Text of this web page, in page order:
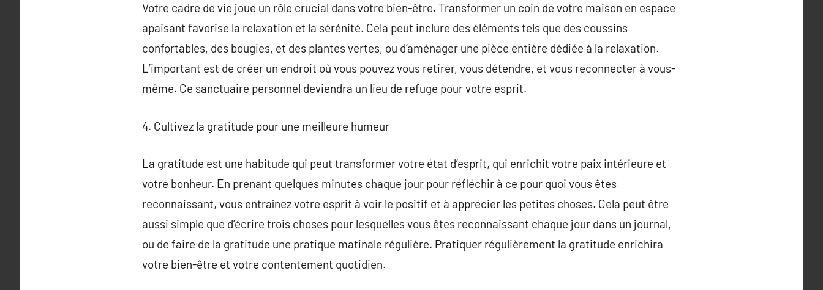
Votre cadre de vie joue un rôle crucial dans votre bien-être. Transformer un coin de votre maison en espace
apaisant favorise la relaxation et la sérénité. Cela peut inclure des éléments tels que des coussins
confortables, des bougies, et des plantes vertes, ou d’aménager une pièce entière dédiée à la relaxation.
L’important est de créer un endroit où vous pouvez vous retirer, vous détendre, et vous reconnecter à vous-
même. Ce sanctuaire personnel deviendra un lieu de refuge pour votre esprit.
4. Cultivez la gratitude pour une meilleure humeur
La gratitude est une habitude qui peut transformer votre état d’esprit, qui enrichit votre paix intérieure et
votre bonheur. En prenant quelques minutes chaque jour pour réfléchir à ce pour quoi vous êtes
reconnaissant, vous entraînez votre esprit à voir le positif et à apprécier les petites choses. Cela peut être
aussi simple que d’écrire trois choses pour lesquelles vous êtes reconnaissant chaque jour dans un journal,
ou de faire de la gratitude une pratique matinale régulière. Pratiquer régulièrement la gratitude enrichira
votre bien-être et votre contentement quotidien.